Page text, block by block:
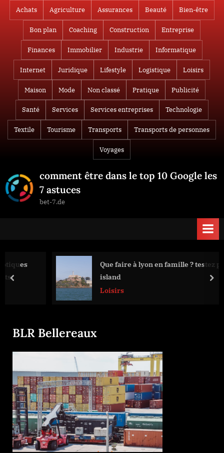
Achats Agriculture Assurances Beauté Bien-être
Bon plan Coaching Construction Entreprise
Finances Immobilier Industrie Informatique
Internet Juridique Lifestyle Logistique Loisirs
Maison Mode Non classé Pratique Publicité
Santé Services Services entreprises Technologie
Textile Tourisme Transports Transports de personnes
Voyages
comment être dans le top 10 Google les
7 astuces
bet-7.de
Que faire à lyon en famille ? testez prison
island
Loisirs
prev
BLR Bellereaux